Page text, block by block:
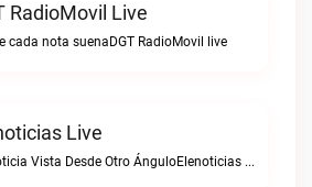
RadioMovil Live
cada nota suenaDGT RadioMovil live
Live
La Noticia Vista Desde Otro ÁnguloElenoticias live